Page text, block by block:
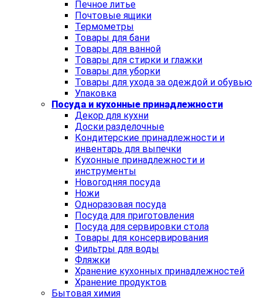
Печное литье
Почтовые ящики
Термометры
Товары для бани
Товары для ванной
Товары для стирки и глажки
Товары для уборки
Товары для ухода за одеждой и обувью
Упаковка
Посуда и кухонные принадлежности
Декор для кухни
Доски разделочные
Кондитерские принадлежности и
инвентарь для выпечки
Кухонные принадлежности и
инструменты
Новогодняя посуда
Ножи
Одноразовая посуда
Посуда для приготовления
Посуда для сервировки стола
Товары для консервирования
Фильтры для воды
Фляжки
Хранение кухонных принадлежностей
Хранение продуктов
Бытовая химия